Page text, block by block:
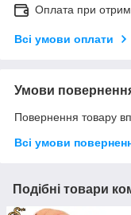
Оплата при
Всі умови оплати
Умови
Повернення товару
Всі умови
Подібні товари